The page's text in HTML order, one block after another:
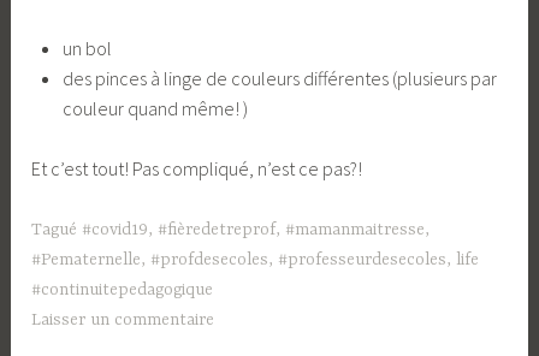
un bol
des pinces à linge de couleurs différentes (plusieurs par
couleur quand même! )
Et c’est tout! Pas compliqué, n’est ce pas?!
Tagué #covid19, #fièredetreprof, #mamanmaitresse,
#Pematernelle, #profdesecoles, #professeurdesecoles, life
#continuitepedagogique
Laisser un commentaire